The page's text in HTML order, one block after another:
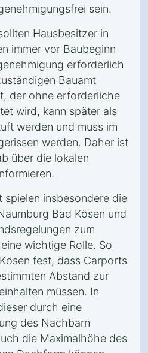
sein.
Hausbesitzer in
immer vor Baubeginn
erforderlich
Bauamt
der ohne erforderliche
wird, kann später als
werden und muss im
werden. Daher ist
über die lokalen
spielen insbesondere die
Bad Kösen und
zum
wichtige Rolle. So
fest, dass Carports
Abstand zur
müssen. In
durch eine
des Nachbarn
die Maximalhöhe des